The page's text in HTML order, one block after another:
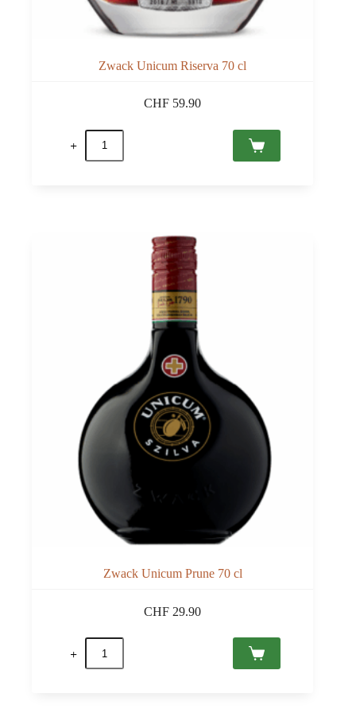
Zwack Unicum Riserva 70 cl
CHF 59.90
quantité
Zwack
Zwack Unicum Prune 70 cl
CHF 29.90
quantité
Zwack